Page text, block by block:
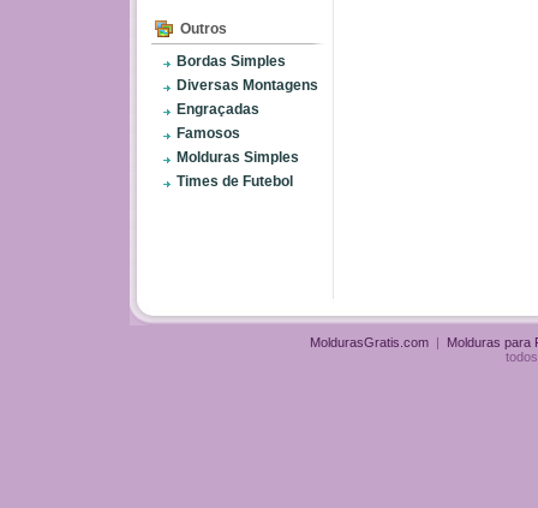
Outros
Bordas Simples
Diversas Montagens
Engraçadas
Famosos
Molduras Simples
Times de Futebol
MoldurasGratis.com | Molduras